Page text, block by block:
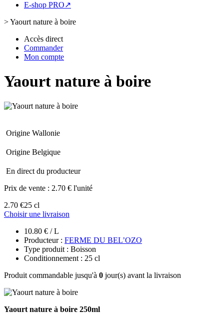
E-shop PRO↗
>Yaourt nature à boire
Accès direct
Commander
Mon compte
Yaourt nature à boire
Origine Wallonie
Origine Belgique
En direct du producteur
Prix de vente : 2.70 € l'unité
2.70 €25 cl
Choisir une livraison
10.80 € / L
Producteur : FERME DU BEL’OZO
Type produit : Boisson
Conditionnement : 25 cl
Produit commandable jusqu'à 0 jour(s) avant la livraison
Yaourt nature à boire 250ml